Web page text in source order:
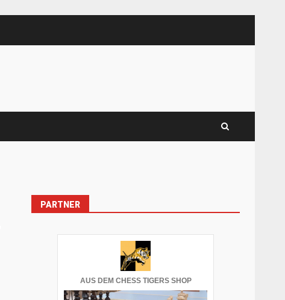
PARTNER
AUS DEM CHESS TIGERS SHOP